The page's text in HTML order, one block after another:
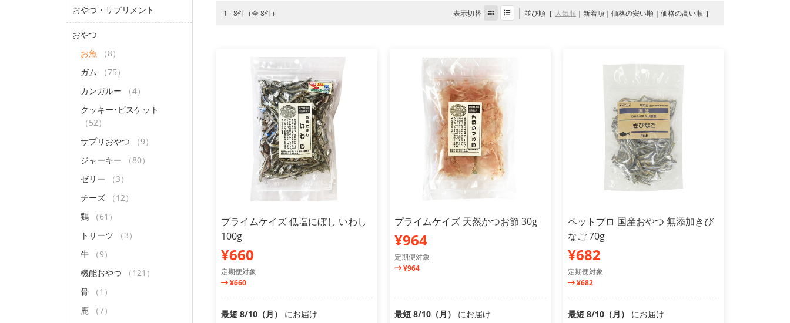
おやつ・サプリメント
おやつ
お魚
（8）
ガム
（75）
カンガルー
（4）
クッキー･ビスケット
（52）
サプリおやつ
（9）
ジャーキー
（80）
ゼリー
（3）
チーズ
（12）
鶏
（61）
トリーツ
（3）
牛
（9）
機能おやつ
（121）
骨
（1）
鹿
（7）
1 - 8件（全 8件） 表示切替 並び順 人気順 新着順 価格の安い順 価格の高い順
プライムケイズ 低塩にぼし いわし
100g
¥660
定期便対象
¥660
最短 8/10（月） にお届け
プライムケイズ 天然かつお節 30g
¥964
定期便対象
¥964
最短 8/10（月） にお届け
ペットプロ 国産おやつ 無添加きび
なご 70g
¥682
定期便対象
¥682
最短 8/10（月） にお届け